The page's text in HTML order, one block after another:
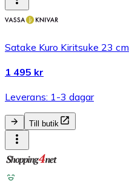
Satake Kuro Kiritsuke 23 cm
1 495 kr
Leverans: 1-3 dagar
Till butik